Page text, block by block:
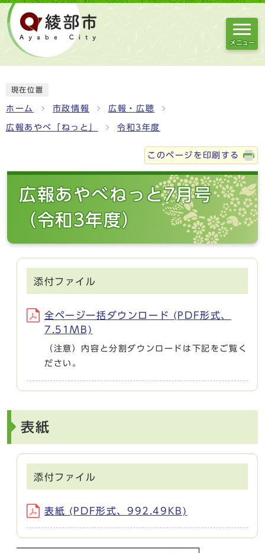
メニュー
現在位置
ホーム 市政情報 広報・広聴
広報あやべ「ねっと」 令和3年度
このページを印刷する
広報あやべねっと7月号
（令和3年度）
添付ファイル
全ページ一括ダウンロード (PDF形式、
7.51MB)
（注意）内容と分割ダウンロードは下記をご覧く
ださい。
表紙
添付ファイル
表紙 (PDF形式、992.49KB)